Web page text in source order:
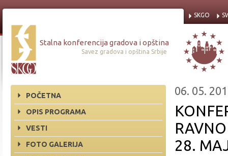
Stalna konferencija gradova i opština
Savez gradova i opština Srbije
SKGO
POČETNA
OPIS PROGRAMA
VESTI
FOTO GALERIJA
06. 05.
28.